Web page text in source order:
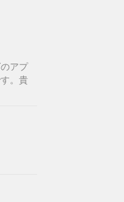
アプ
。貴